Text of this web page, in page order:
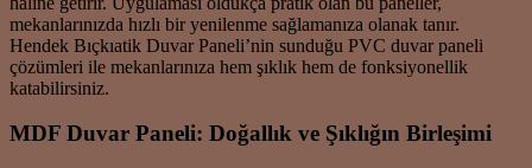
mekanlarınızda hızlı bir yenilenme sağlamanıza olanak tanır.
Hendek Bıçkıatik Duvar Paneli’nin sunduğu PVC duvar paneli
çözümleri ile mekanlarınıza hem şıklık hem de fonksiyonellik
katabilirsiniz.
MDF Duvar Paneli: Doğallık ve Şıklığın Birleşimi